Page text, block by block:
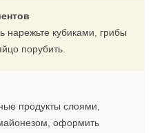
нарежьте кубиками, грибы
порубить.
продукты слоями,
оформить